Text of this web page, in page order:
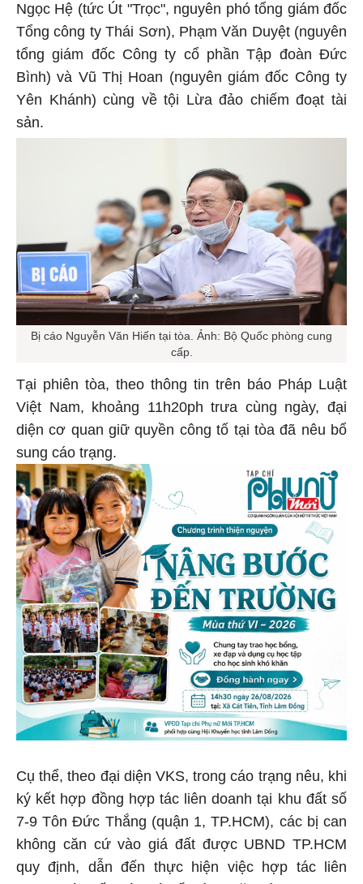
Ngọc Hệ (tức Út "Trọc", nguyên phó tổng giám đốc
Tổng công ty Thái Sơn), Phạm Văn Duyệt (nguyên
tổng giám đốc Công ty cổ phần Tập đoàn Đức
Bình) và Vũ Thị Hoan (nguyên giám đốc Công ty
Yên Khánh) cùng về tội Lừa đảo chiếm đoạt tài
sản.
Bị cáo Nguyễn Văn Hiến tại tòa. Ảnh: Bộ Quốc phòng cung
cấp.
Tại phiên tòa, theo thông tin trên báo Pháp Luật
Việt Nam, khoảng 11h20ph trưa cùng ngày, đại
diện cơ quan giữ quyền công tố tại tòa đã nêu bổ
sung cáo trạng.
Cụ thể, theo đại diện VKS, trong cáo trạng nêu, khi
ký kết hợp đồng hợp tác liên doanh tại khu đất số
7-9 Tôn Đức Thắng (quận 1, TP.HCM), các bị can
không căn cứ vào giá đất được UBND TP.HCM
quy định, dẫn đến thực hiện việc hợp tác liên